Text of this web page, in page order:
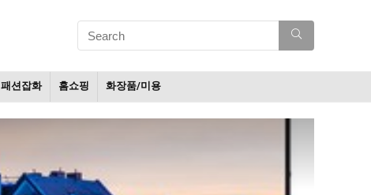
패션잡화 홈쇼핑 화장품/미용